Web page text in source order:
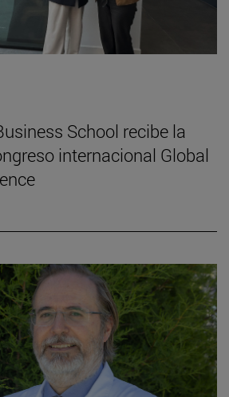
School recibe la
internacional Global